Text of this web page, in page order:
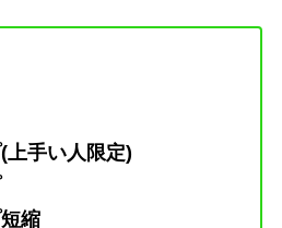
上手い人限定)
縮